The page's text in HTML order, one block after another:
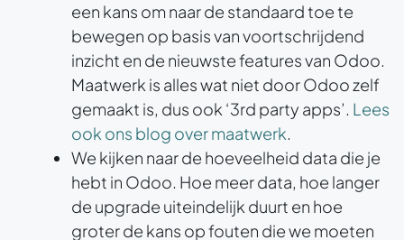
een kans om naar de standaard toe te
bewegen op basis van voortschrijdend
inzicht en de nieuwste features van Odoo.
Maatwerk is alles wat niet door Odoo zelf
gemaakt is, dus ook ‘3rd party apps’. Lees
ook ons blog over maatwerk.
We kijken naar de hoeveelheid data die je
hebt in Odoo. Hoe meer data, hoe langer
de upgrade uiteindelijk duurt en hoe
groter de kans op fouten die we moeten